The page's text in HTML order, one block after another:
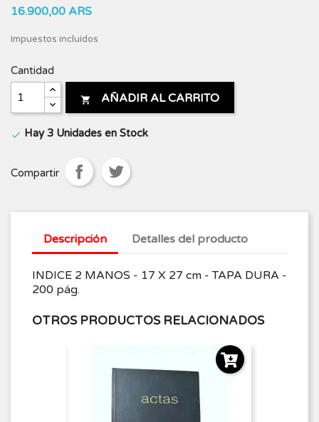
16.900,00 ARS
Impuestos incluidos
Cantidad
 AÑADIR AL CARRITO
 Hay 3 Unidades en Stock
Compartir
Descripción Detalles del producto
INDICE 2 MANOS - 17 X 27 cm - TAPA DURA -
200 pág.
OTROS PRODUCTOS RELACIONADOS